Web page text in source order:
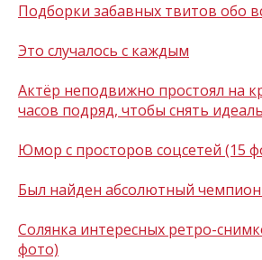
Подборки забавных твитов обо
Это случалось с каждым
Актёр неподвижно простоял на
часов подряд, чтобы снять
Юмор с просторов соцсетей (15
Был найден абсолютный
Солянка интересных ретро-
фото)